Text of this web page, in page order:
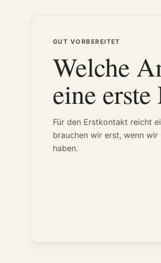
GUT VORBEREITET
Welche
eine
Für den Erstkontakt reicht
brauchen wir erst, wenn
haben.